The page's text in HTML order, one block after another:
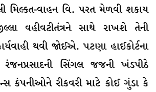
મિલ્કત-વાહન વિ. પરત મેળવી શકાય
વહીવટીતંત્રને સાથે રાખશે તેની
થવી જોઈએ. પટણા હાઈકોર્ટના
રંજનપ્રસાદની સિંગલ જજની ખંડપીઠે
કંપનીઓને રીકવરી માટે કોઈ ગુંડા કે